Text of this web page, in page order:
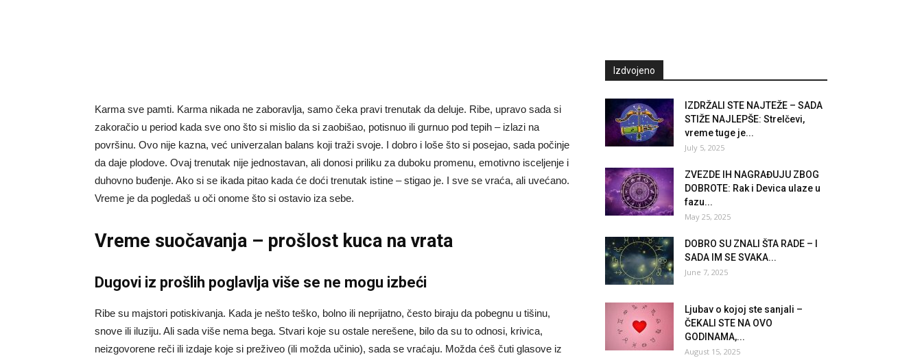
Karma sve pamti. Karma nikada ne zaboravlja, samo čeka pravi trenutak da deluje. Ribe, upravo sada si
zakoračio u period kada sve ono što si mislio da si zaobišao, potisnuo ili gurnuo pod tepih – izlazi na
površinu. Ovo nije kazna, već univerzalan balans koji traži svoje. I dobro i loše što si posejao, sada počinje
da daje plodove. Ovaj trenutak nije jednostavan, ali donosi priliku za duboku promenu, emotivno isceljenje i
duhovno buđenje. Ako si se ikada pitao kada će doći trenutak istine – stigao je. I sve se vraća, ali uvećano.
Vreme je da pogledaš u oči onome što si ostavio iza sebe.
Vreme suočavanja – prošlost kuca na vrata
Dugovi iz prošlih poglavlja više se ne mogu izbeći
Ribe su majstori potiskivanja. Kada je nešto teško, bolno ili neprijatno, često biraju da pobegnu u tišinu,
snove ili iluziju. Ali sada više nema bega. Stvari koje su ostale nerešene, bilo da su to odnosi, krivica,
neizgovorene reči ili izdaje koje si preživeo (ili možda učinio), sada se vraćaju. Možda ćeš čuti glasove iz
Izdvojeno
IZDRŽALI STE NAJTEŽE – SADA
STIŽE NAJLEPŠE: Strelčevi,
vreme tuge je...
July 5, 2025
ZVEZDE IH NAGRAĐUJU ZBOG
DOBROTE: Rak i Devica ulaze u
fazu...
May 25, 2025
DOBRO SU ZNALI ŠTA RADE – I
SADA IM SE SVAKA...
June 7, 2025
Ljubav o kojoj ste sanjali –
ČEKALI STE NA OVO
GODINAMA,...
August 15, 2025